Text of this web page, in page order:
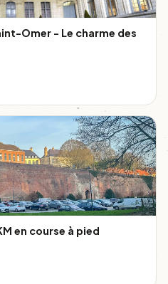
Omer - Le charme des
en course à pied